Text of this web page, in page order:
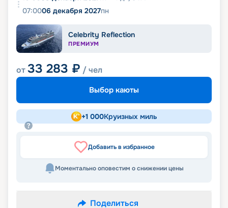
07:0006 декабря 2027пн
Celebrity Reflection
ПРЕМИУМ
от33 283 ₽ / чел
Выбор каюты
+1 000Круизных миль
Добавить в избранное
Моментально оповестим о снижении цены
Поделиться